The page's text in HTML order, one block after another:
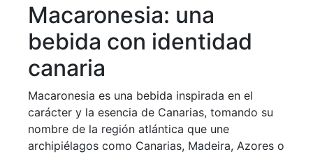
Macaronesia: una
bebida con identidad
canaria
Macaronesia es una bebida inspirada en el
carácter y la esencia de Canarias, tomando su
nombre de la región atlántica que une
archipiélagos como Canarias, Madeira, Azores o